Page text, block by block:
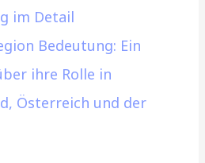
im Detail
Bedeutung: Ein
ihre Rolle in
Österreich und der